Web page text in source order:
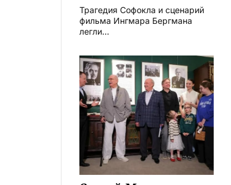
Трагедия Софокла и сценарий
фильма Ингмара Бергмана
легли...